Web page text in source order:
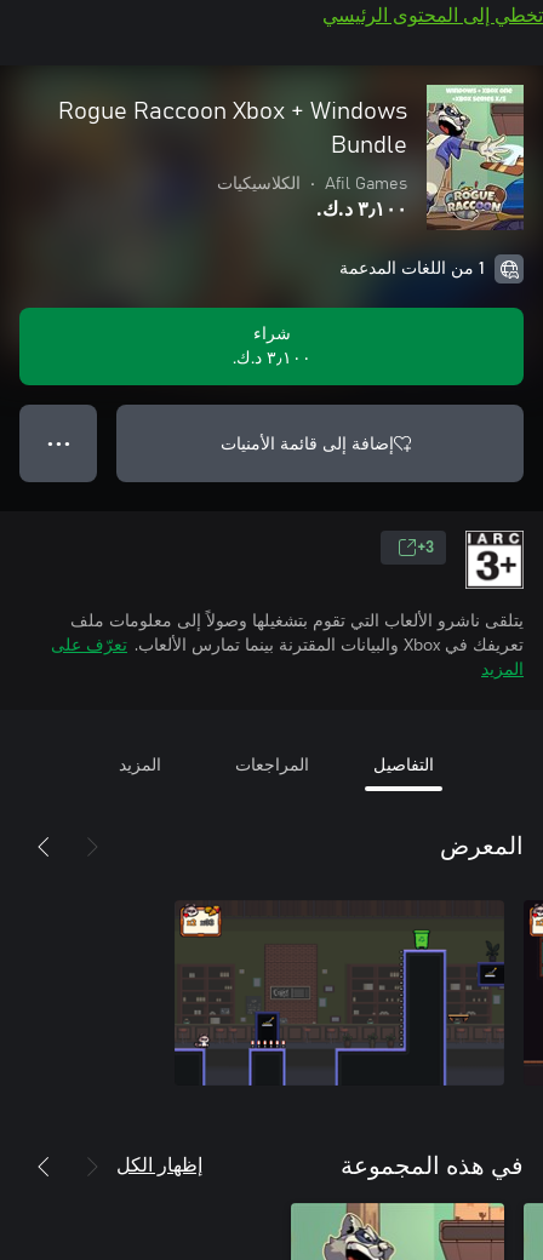
تخطي إلى المحتوى الرئيسي
Rogue Raccoon Xbox + Windows
Bundle
Afil Games
• الكلاسيكيات
٣٫١٠٠ د.ك.‏
1 من اللغات المدعمة
شراء
٣٫١٠٠ د.ك.‏
إضافة إلى قائمة الأمنيات ● ● ●
3+
يتلقى ناشرو الألعاب التي تقوم بتشغيلها وصولاً إلى معلومات ملف
تعريفك في Xbox والبيانات المقترنة بينما تمارس الألعاب.
تعرّف على
المزيد
التفاصيل المراجعات المزيد
المعرض
في هذه المجموعة إظهار الكل